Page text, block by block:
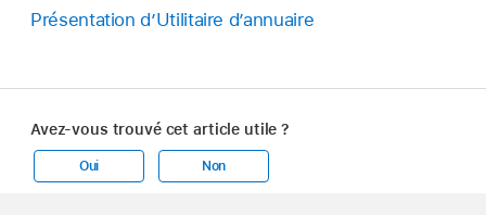
Présentation d’Utilitaire d’annuaire
Avez-vous trouvé cet article utile ?
Oui Non